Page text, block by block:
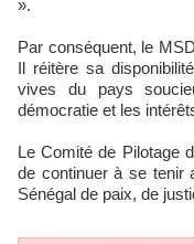
».
Par conséquent, le
Il réitère sa
vives du pays
démocratie et les
Le Comité de Pilotage
de continuer à se tenir
Sénégal de paix, de